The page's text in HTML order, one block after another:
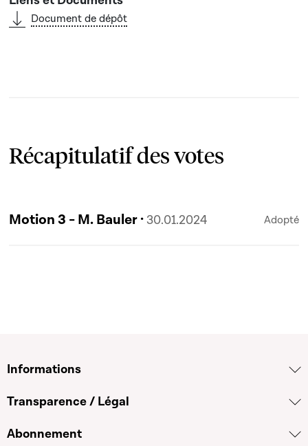
Document de dépôt
Récapitulatif des votes
Motion 3 - M. Bauler · 30.01.2024 Adopté
Informations
Transparence / Légal
Abonnement